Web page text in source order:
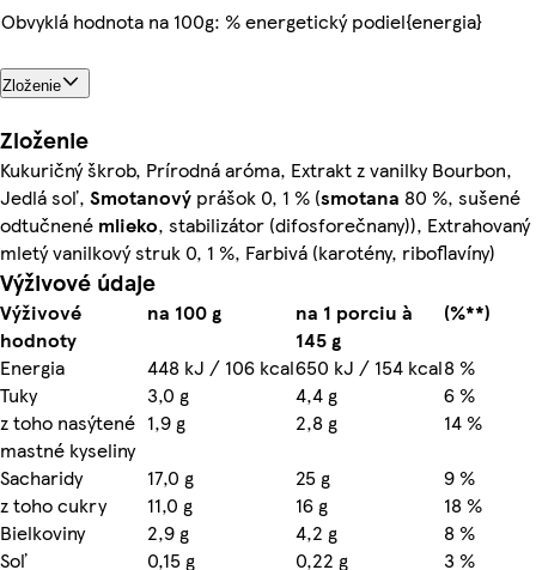
Obvyklá hodnota na 100g: % energetický podiel{energia}
Zloženie
Zloženie
Kukuričný škrob, Prírodná aróma, Extrakt z vanilky Bourbon,
Jedlá soľ, Smotanový prášok 0, 1 % (smotana 80 %, sušené
odtučnené mlieko, stabilizátor (difosforečnany)), Extrahovaný
mletý vanilkový struk 0, 1 %, Farbivá (karotény, riboflavíny)
Výživové údaje
Výživové
hodnoty
na 100 g
na 1 porciu à
145 g
(%**)
Energia
448 kJ / 106 kcal650 kJ / 154 kcal8 %
Tuky
3,0 g 4,4 g
6 %
z toho nasýtené
mastné kyseliny
1,9 g 2,8 g
14 %
Sacharidy
17,0 g 25 g
9 %
z toho cukry
11,0 g 16 g
18 %
Bielkoviny
2,9 g 4,2 g
8 %
Soľ
0,15 g 0,22 g
3 %